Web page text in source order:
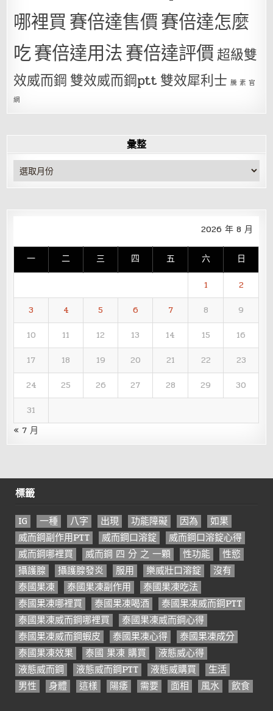
哪裡買賽倍達售價賽倍達怎麼
吃賽倍達用法賽倍達評價超級雙
效威而鋼 雙效威而鋼ptt 雙效犀利士 騰 素 官
網
彙整
彙
整
2026 年 8 月
一 二 三 四 五 六 日
1
2
3
4 5 6 7 8
9
10
11 12 13 14 15
16
17
18 19 20 21 22
23
24
25 26 27 28 29
30
31
« 7 月
標籤
IG 一種 八字 出現 功能障礙 因為
如果
威而鋼副作用PTT
威而鋼口溶錠
威而鋼口溶錠心得
威而鋼哪裡買
威而鋼 四 分 之 一顆 性功能
性慾
攝護腺
攝護腺發炎 服用 樂威壯口溶錠
沒有
泰國果凍
泰國果凍副作用
泰國果凍吃法
泰國果凍哪裡買
泰國果凍喝酒
泰國果凍威而鋼PTT
泰國果凍威而鋼哪裡買
泰國果凍威而鋼心得
泰國果凍威而鋼蝦皮
泰國果凍心得
泰國果凍成分
泰國果凍效果
泰國 果凍 購買
液態威心得
液態威而鋼
液態威而鋼PTT 液態威購買
生活
男性
身體 這樣 陽痿 需要 面相 風水 飲食